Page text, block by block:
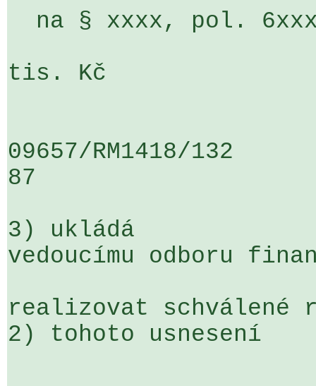
tis. Kč
09657/RM1418/
87
3) ukládá
vedoucímu odboru
realizovat schválené
2) tohoto usnesení